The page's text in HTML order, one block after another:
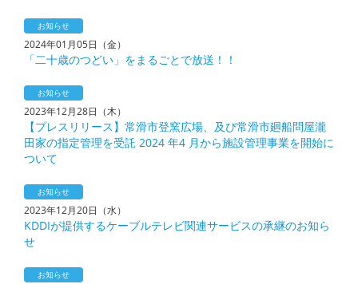
お知らせ
2024年01月05日（金）
「二十歳のつどい」をまるごとで放送！！
お知らせ
2023年12月28日（木）
【プレスリリース】常滑市登窯広場、及び常滑市廻船問屋瀧
田家の指定管理を受託 2024 年4 月から施設管理事業を開始に
ついて
お知らせ
2023年12月20日（水）
KDDIが提供するケーブルテレビ関連サービスの承継のお知ら
せ
お知らせ